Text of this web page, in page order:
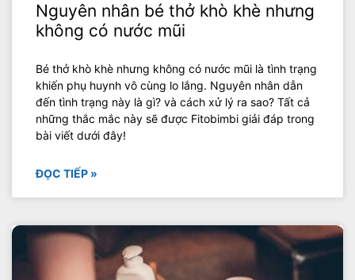
Nguyên nhân bé thở khò khè nhưng
không có nước mũi
Bé thở khò khè nhưng không có nước mũi là tình trạng
khiến phụ huynh vô cùng lo lắng. Nguyên nhân dẫn
đến tình trạng này là gì? và cách xử lý ra sao? Tất cả
những thắc mắc này sẽ được Fitobimbi giải đáp trong
bài viết dưới đây!
ĐỌC TIẾP »